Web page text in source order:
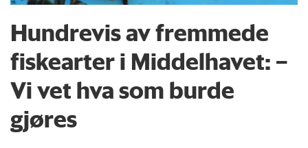
Hundrevis av fremmede
fiskearter i Middelhavet: –
Vi vet hva som burde
gjøres